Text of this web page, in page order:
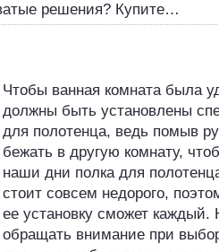
решения? Купите…
Чтобы ванная комната была
должны быть установлены
для полотенца, ведь помыв
бежать в другую комнату,
наши дни полка для
стоит совсем недорого,
ее установку сможет каждый.
обращать внимание при